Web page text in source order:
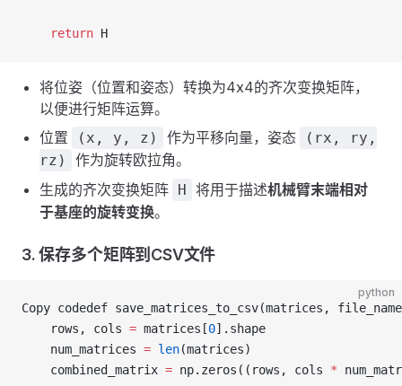
    return
H
将位姿（位置和姿态）转换为4x4的齐次变换矩阵，
以便进行矩阵运算。
位置
(x, y, z) 作为平移向量，姿态
(rx, ry,
rz)
作为旋转欧拉角。
生成的齐次变换矩阵 H 将用于描述机械臂末端相对
于基座的旋转变换。
3.保存多个矩阵到CSV文件
python
Copy codedef save_matrices_to_csv(matrices,
    rows, cols
= matrices[0].shape
    num_matrices
= len(matrices)
    combined_matrix
= np.zeros((rows, cols *